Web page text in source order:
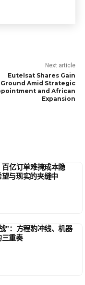
Next article
Eutelsat Shares Gain
Ground Amid Strategic
and African
Expansion
亿订单难掩成本隐
与现实的夹缝中
”：方程豹冲线、机器
重奏